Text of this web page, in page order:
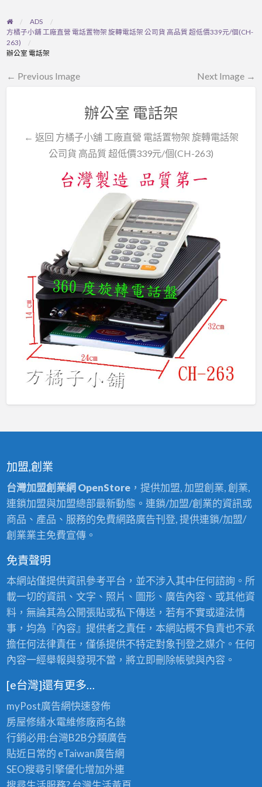
ADS
方橘子小舖 工廠直營 電話置物架 旋轉電話架 公司貨 高品質 超低價339元/個(CH-
263)
辦公室 電話架
← Previous Image Next Image →
辦公室 電話架
← 返回 方橘子小舖 工廠直營 電話置物架 旋轉電話架
公司貨 高品質 超低價339元/個(CH-263)
加盟,創業
台灣加盟創業網 OpenStore，提供加盟, 加盟創業, 創業,
連鎖加盟與加盟總部最新動態。連鎖/加盟/創業的資訊或
商品、產品、服務的免費網路廣告刊登, 提供連鎖/加盟/
創業業主免費宣傳。
免責聲明
本網站僅提供資訊參考平台，並不涉入其中任何諮詢。所
載一切的資訊、文字、照片、圖形、廣告內容、或其他資
料，無論其為公開張貼或私下傳送，若有不實或違法情
事，均為『內容』提供者之責任，本網站概不負責也不承
擔任何法律責任，僅係提供不特定對象刊登之媒介。任何
內容一經舉報與發現不當，將立即刪除帳號與內容。
[e台灣]還有更多…
myPost廣告網快速發佈
房屋修繕水電維修廠商名錄
行銷必用:台灣B2B分類廣告
貼近日常的 eTaiwan廣告網
SEO搜尋引擎優化增加外連